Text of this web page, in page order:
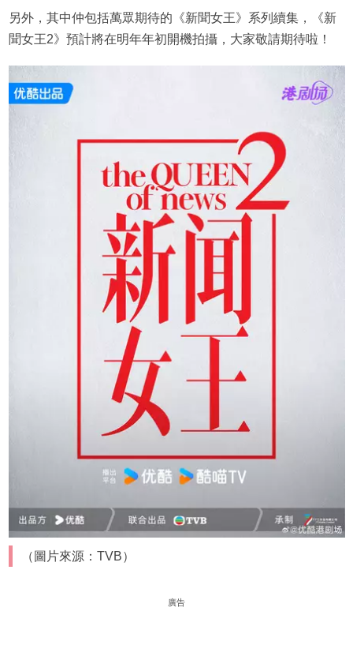
另外，其中仲包括萬眾期待的《新聞女王》系列續集，《新
聞女王2》預計將在明年年初開機拍攝，大家敬請期待啦！
（圖片來源：TVB）
廣告